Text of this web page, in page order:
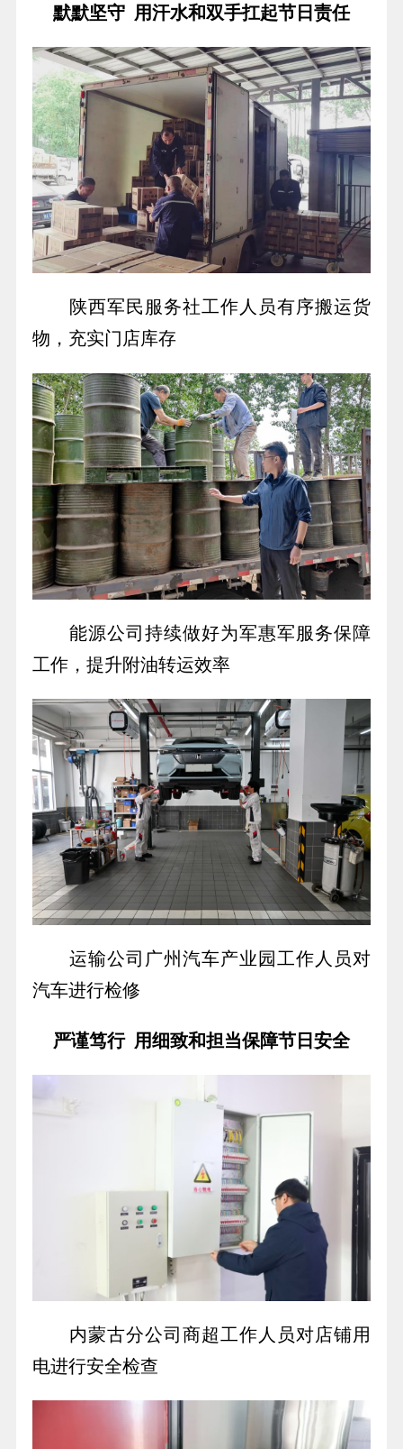
默默坚守 用汗水和双手扛起节日责任
陕西军民服务社工作人员有序搬运货
物，充实门店库存
能源公司持续做好为军惠军服务保障
工作，提升附油转运效率
运输公司广州汽车产业园工作人员对
汽车进行检修
严谨笃行 用细致和担当保障节日安全
内蒙古分公司商超工作人员对店铺用
电进行安全检查